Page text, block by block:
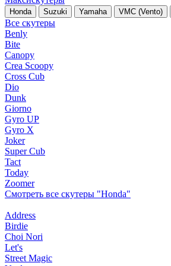
Honda Suzuki Yamaha VMC (Vento)
Все скутеры
Benly
Bite
Canopy
Crea Scoopy
Cross Cub
Dio
Dunk
Giorno
Gyro UP
Gyro X
Joker
Super Cub
Tact
Today
Zoomer
Смотреть все скутеры "Honda"
Address
Birdie
Choi Nori
Let's
Street Magic